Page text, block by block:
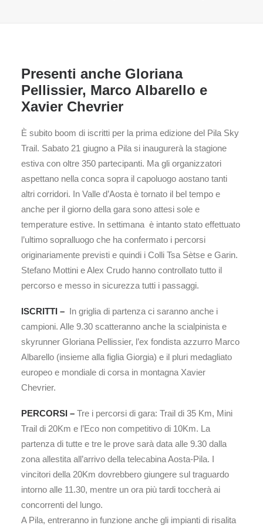
Presenti anche Gloriana
Pellissier, Marco Albarello e
Xavier Chevrier
È subito boom di iscritti per la prima edizione del Pila Sky
Trail. Sabato 21 giugno a Pila si inaugurerà la stagione
estiva con oltre 350 partecipanti. Ma gli organizzatori
aspettano nella conca sopra il capoluogo aostano tanti
altri corridori. In Valle d’Aosta è tornato il bel tempo e
anche per il giorno della gara sono attesi sole e
temperature estive. In settimana è intanto stato effettuato
l’ultimo sopralluogo che ha confermato i percorsi
originariamente previsti e quindi i Colli Tsa Sètse e Garin.
Stefano Mottini e Alex Crudo hanno controllato tutto il
percorso e messo in sicurezza tutti i passaggi.
ISCRITTI – In griglia di partenza ci saranno anche i
campioni. Alle 9.30 scatteranno anche la scialpinista e
skyrunner Gloriana Pellissier, l’ex fondista azzurro Marco
Albarello (insieme alla figlia Giorgia) e il pluri medagliato
europeo e mondiale di corsa in montagna Xavier
Chevrier.
PERCORSI – Tre i percorsi di gara: Trail di 35 Km, Mini
Trail di 20Km e l’Eco non competitivo di 10Km. La
partenza di tutte e tre le prove sarà data alle 9.30 dalla
zona allestita all’arrivo della telecabina Aosta-Pila. I
vincitori della 20Km dovrebbero giungere sul traguardo
intorno alle 11.30, mentre un ora più tardi toccherà ai
concorrenti del lungo.
A Pila, entreranno in funzione anche gli impianti di risalita